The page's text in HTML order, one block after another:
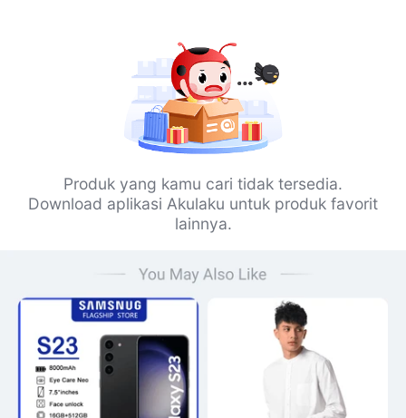
Produk yang kamu cari tidak tersedia.
Download aplikasi Akulaku untuk produk favorit
lainnya.